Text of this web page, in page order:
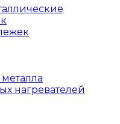
нагревателей